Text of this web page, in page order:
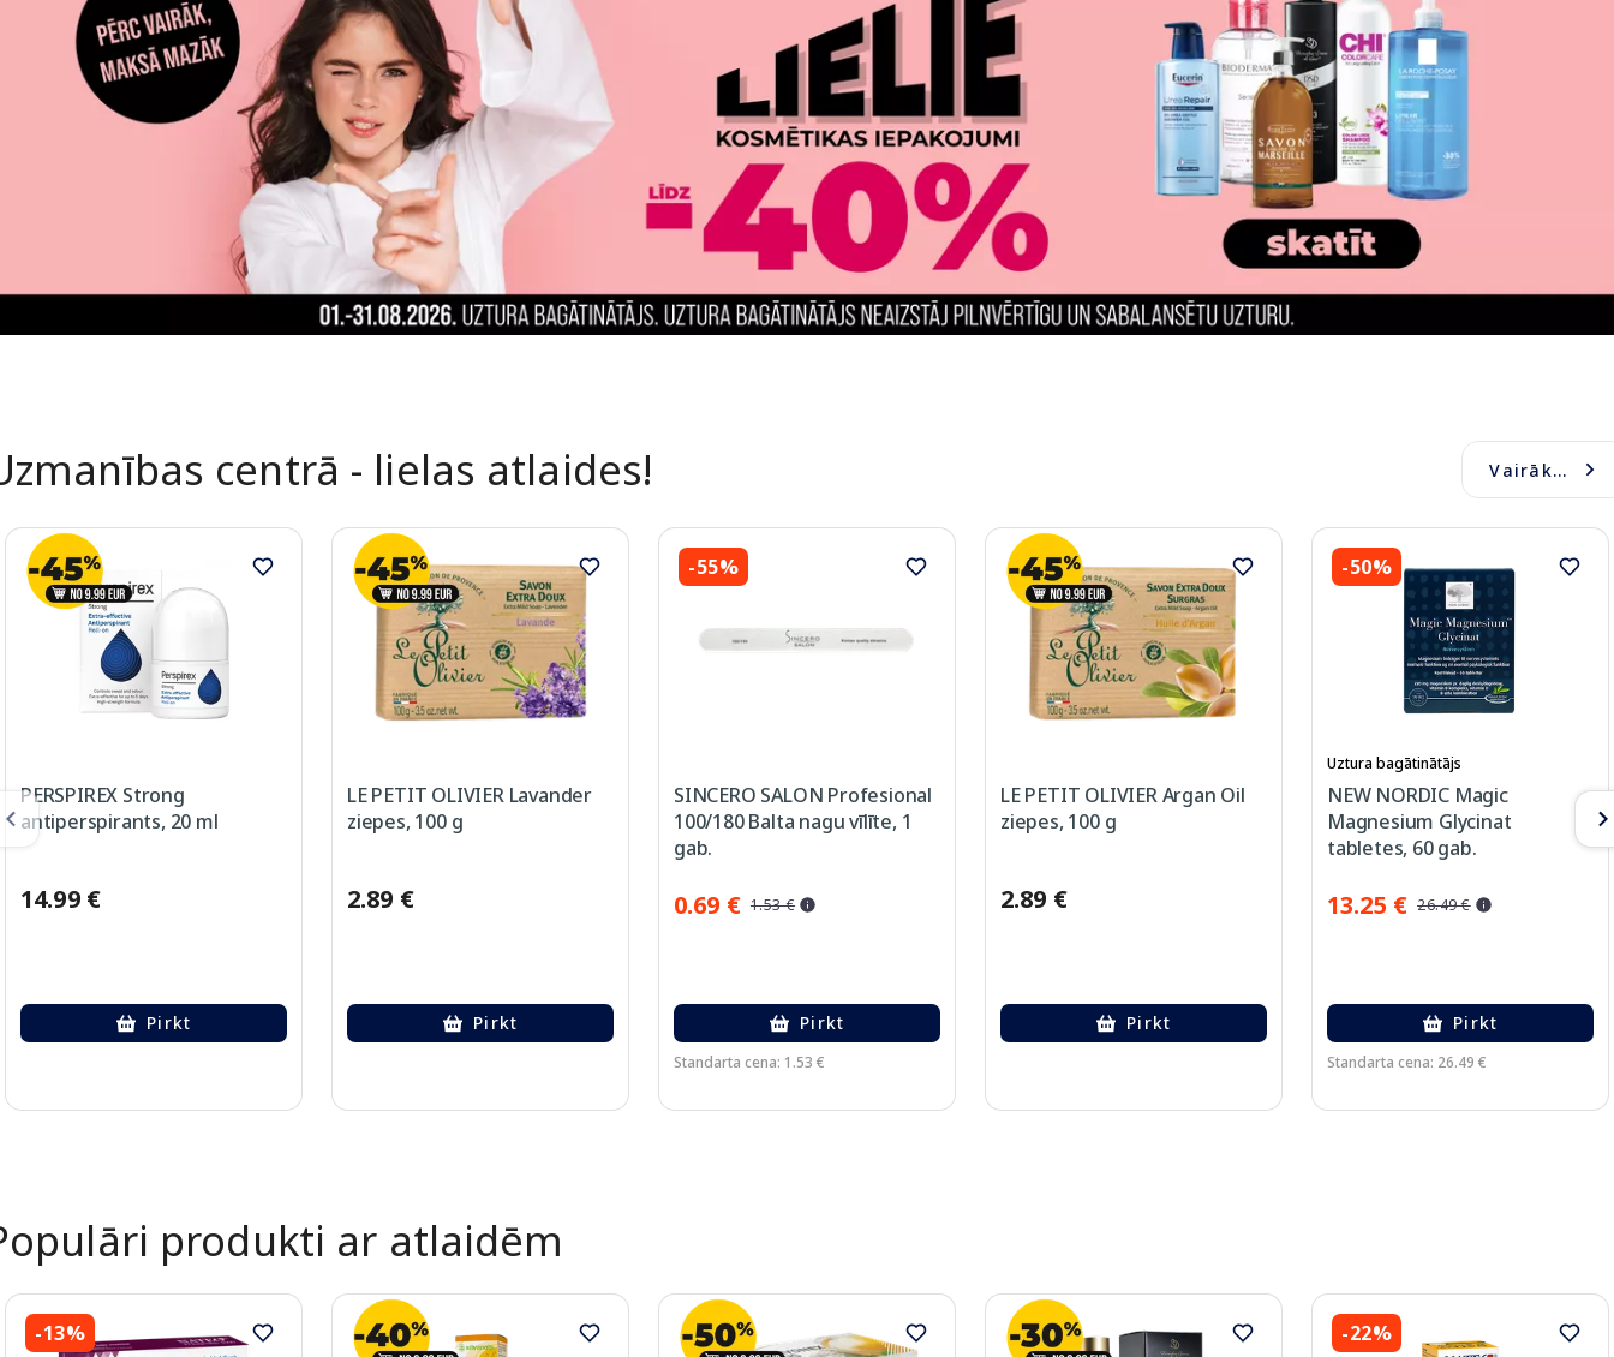
centrā - lielas atlaides! Vairāk...
PERSPIREX Strong
antiperspirants, 20 ml
14.99 €
Pirkt
LE PETIT OLIVIER Lavander
ziepes, 100 g
2.89 €
Pirkt
-55%
SINCERO SALON Profesional
100/180 Balta nagu vīlīte, 1
gab.
0.69 € 1.53 €
Pirkt
Standarta cena: 1.53 €
LE PETIT OLIVIER Argan Oil
ziepes, 100 g
2.89 €
Pirkt
-50%
Uztura bagātinātājs
NEW NORDIC Magic
Magnesium Glycinat
tabletes, 60 gab.
13.25 € 26.49 €
Pirkt
Standarta cena: 26.49 €
produkti ar atlaidēm
-13% -22%